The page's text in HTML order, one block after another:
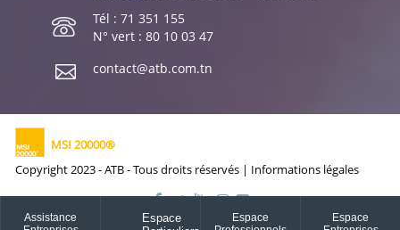
Assistance
Espace
Espace
Espace
Tél : 71 351 155
N° vert : 80 10 03 47
contact@atb.com.tn
MSI 20000®
Copyright 2023 - ATB - Tous droits réservés | Informations légales